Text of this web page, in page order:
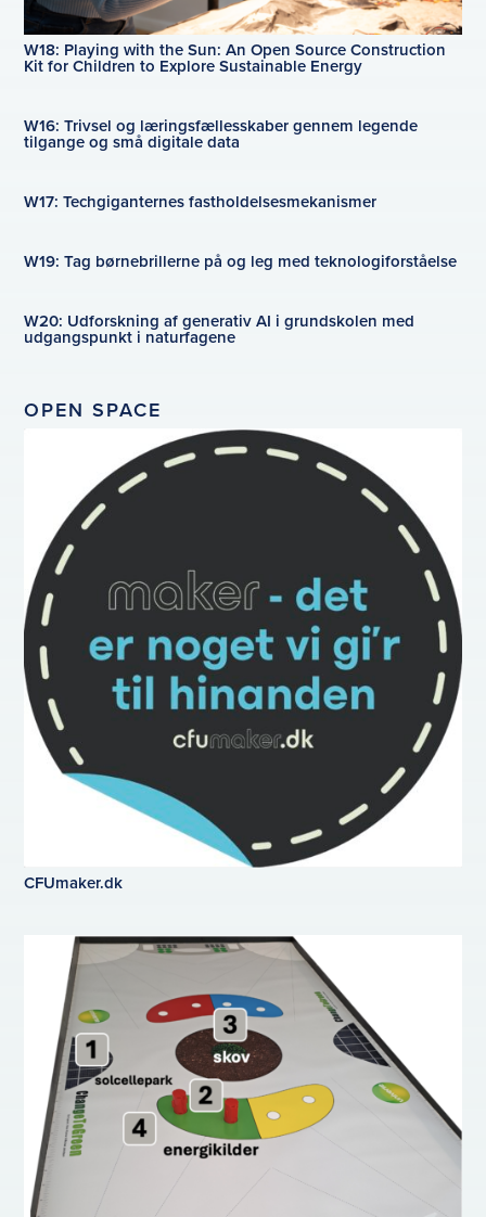
W18: Playing with the Sun: An Open Source Construction
Kit for Children to Explore Sustainable Energy
W16: Trivsel og læringsfællesskaber gennem legende
tilgange og små digitale data
W17: Techgiganternes fastholdelsesmekanismer
W19: Tag børnebrillerne på og leg med teknologiforståelse
W20: Udforskning af generativ AI i grundskolen med
udgangspunkt i naturfagene
OPEN SPACE
CFUmaker.dk